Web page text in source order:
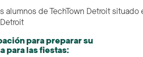
alumnos de TechTown Detroit situado
para preparar su
para las fiestas: